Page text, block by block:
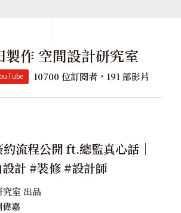
製作 空間設計研究室
10700 位訂閱者，191 部影片
流程公開 ft.總監真心話｜
計 #裝修 #設計師
究室 出品
嘉